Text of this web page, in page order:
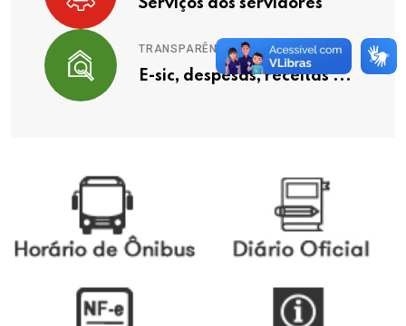
Serviços aos servidores
TRANSPARÊNCIA
E-sic, despesas, receitas ...